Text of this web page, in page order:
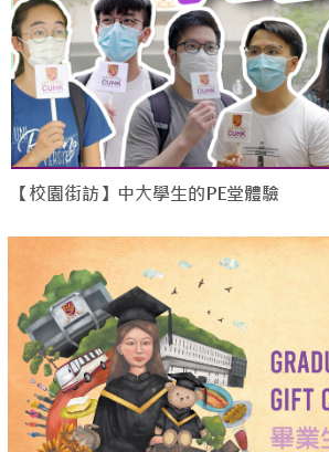
【校園街訪】中大學生的PE堂體驗